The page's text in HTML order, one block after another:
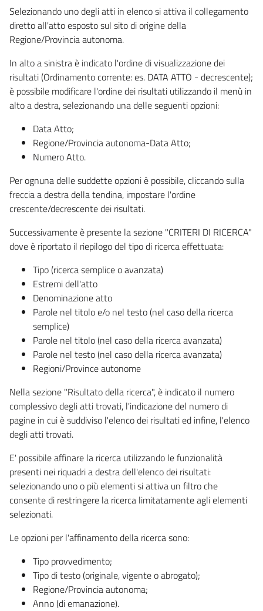
Selezionando uno degli atti in elenco si attiva il collegamento
diretto all'atto esposto sul sito di origine della
Regione/Provincia autonoma.
In alto a sinistra è indicato l'ordine di visualizzazione dei
risultati (Ordinamento corrente: es. DATA ATTO - decrescente);
è possibile modificare l'ordine dei risultati utilizzando il menù in
alto a destra, selezionando una delle seguenti opzioni:
Data Atto;
Regione/Provincia autonoma-Data Atto;
Numero Atto.
Per ognuna delle suddette opzioni è possibile, cliccando sulla
freccia a destra della tendina, impostare l'ordine
crescente/decrescente dei risultati.
Successivamente è presente la sezione "CRITERI DI RICERCA"
dove è riportato il riepilogo del tipo di ricerca effettuata:
Tipo (ricerca semplice o avanzata)
Estremi dell'atto
Denominazione atto
Parole nel titolo e/o nel testo (nel caso della ricerca
semplice)
Parole nel titolo (nel caso della ricerca avanzata)
Parole nel testo (nel caso della ricerca avanzata)
Regioni/Province autonome
Nella sezione "Risultato della ricerca", è indicato il numero
complessivo degli atti trovati, l'indicazione del numero di
pagine in cui è suddiviso l'elenco dei risultati ed infine, l'elenco
degli atti trovati.
E' possibile affinare la ricerca utilizzando le funzionalità
presenti nei riquadri a destra dell'elenco dei risultati:
selezionando uno o più elementi si attiva un filtro che
consente di restringere la ricerca limitatamente agli elementi
selezionati.
Le opzioni per l'affinamento della ricerca sono:
Tipo provvedimento;
Tipo di testo (originale, vigente o abrogato);
Regione/Provincia autonoma;
Anno (di emanazione).